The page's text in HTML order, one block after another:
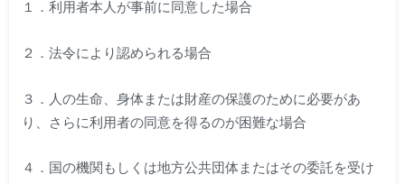
１．利用者本人が事前に同意した場合
２．法令により認められる場合
３．人の生命、身体または財産の保護のために必要があ
り、さらに利用者の同意を得るのが困難な場合
４．国の機関もしくは地方公共団体またはその委託を受け